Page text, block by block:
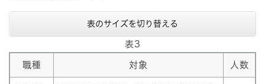
表のサイズを切り替える
表3
職種 対象 人数